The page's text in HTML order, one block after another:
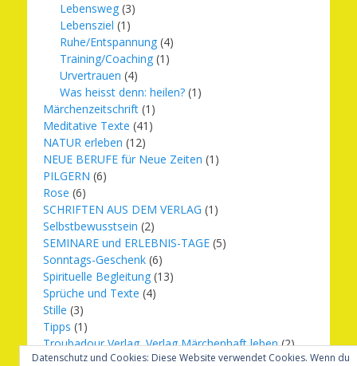
Lebensweg (3)
Lebensziel (1)
Ruhe/Entspannung (4)
Training/Coaching (1)
Urvertrauen (4)
Was heisst denn: heilen? (1)
Märchenzeitschrift (1)
Meditative Texte (41)
NATUR erleben (12)
NEUE BERUFE für Neue Zeiten (1)
PILGERN (6)
Rose (6)
SCHRIFTEN AUS DEM VERLAG (1)
Selbstbewusstsein (2)
SEMINARE und ERLEBNIS-TAGE (5)
Sonntags-Geschenk (6)
Spirituelle Begleitung (13)
Sprüche und Texte (4)
Stille (3)
Tipps (1)
Troubadour Verlag, Verlag Märchenhaft leben(2)
Übungen (1)
Datenschutz und Cookies: Diese Website verwendet Cookies. Wenn du